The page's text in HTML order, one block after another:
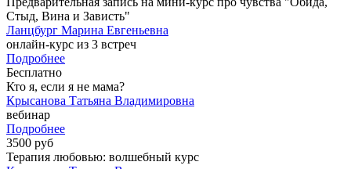
Стыд, Вина и Зависть"
Ланцбург Марина Евгеньевна
онлайн-курс из 3 встреч
Подробнее
Бесплатно
Кто я, если я не мама?
Крысанова Татьяна Владимировна
вебинар
Подробнее
3500 руб
Терапия любовью: волшебный курс